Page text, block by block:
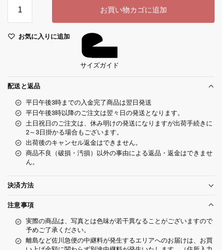
お買い物カゴに追加
お気に入りに追加
サイズガイド
配送と返品
平日午後3時までの入金完了商品は翌日発送
平日午後3時以降のご注文は翌々日の発送となります。
土日祝日のご注文は、休み明けの発送になりますが出荷手続きに
2～3日掛かる場合もございます。
出荷後のキャンセル返金はできません。
商品不良（破損・汚損）以外の事由による返品・返金はできませ
ん。
決済方法
注意事項
実際の商品は、写真とは色味が若干異なることがございますので
予めご了承ください。
離島など佐川急便の中継料が発生するエリアへのお届けは、お買